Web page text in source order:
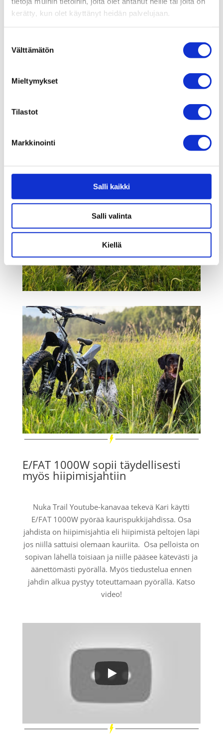
kerätty, kun olet käyttänyt heidän palvelujaan.
valinta
Välttämätön
Mieltymykset
Tilastot
Markkinointi
Salli kaikki
Salli valinta
Kiellä
metsästyskauden ulkopuolella. E/FAT sähköpyörän
E/FAT 1000W sopii täydellisesti
myös hiipimisjahtiin
Nuka Trail Youtube-kanavaa tekevä Kari käytti
E/FAT 1000W pyörää kaurispukkijahdissa. Osa
jahdista on hiipimisjahtia eli hiipimistä peltojen läpi
jos niillä sattuisi olemaan kauriita. Osa pelloista on
sopivan lähellä toisiaan ja niille pääsee kätevästi ja
äänettömästi pyörällä. Myös tiedustelua ennen
jahdin alkua pystyy toteuttamaan pyörällä. Katso
video!